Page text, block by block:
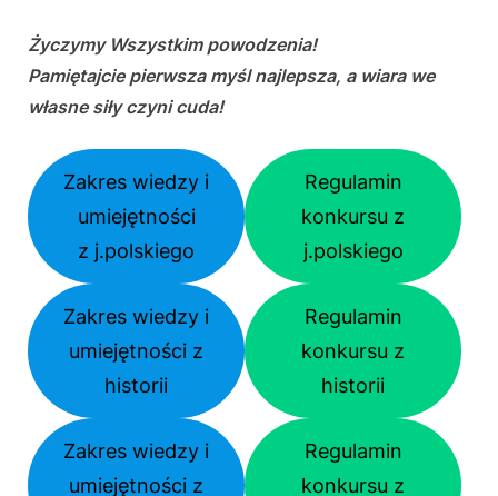
Życzymy Wszystkim powodzenia!
Pamiętajcie pierwsza myśl najlepsza, a wiara we
własne siły czyni cuda!​
Zakres wiedzy i
umiejętności
z j.polskiego
Regulamin
konkursu z
j.polskiego
Zakres wiedzy i
umiejętności z
historii
Regulamin
konkursu z
historii
Zakres wiedzy i
umiejętności z
Regulamin
konkursu z